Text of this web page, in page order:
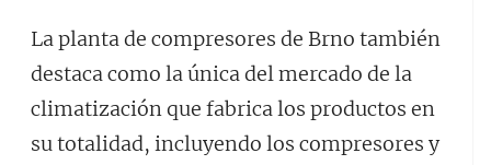
La planta de compresores de Brno también
destaca como la única del mercado de la
climatización que fabrica los productos en
su totalidad, incluyendo los compresores y